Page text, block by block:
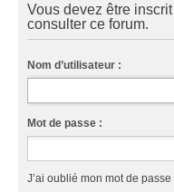
Vous devez être
consulter ce forum.
Nom d’utilisateur :
Mot de passe :
J’ai oublié mon mot de passe